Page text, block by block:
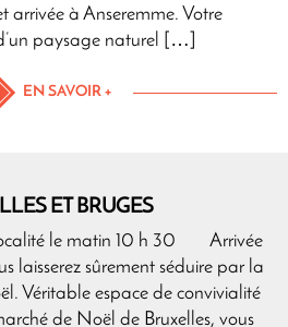
arrivée à Anseremme. Votre
paysage naturel […]
EN SAVOIR +
ET BRUGES
localité le matin 10 h 30 Arrivée
laisserez sûrement séduire par la
Véritable espace de convivialité
de Noël de Bruxelles, vous